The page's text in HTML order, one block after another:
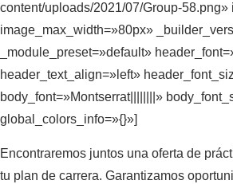
content/uploads/2021/07/Group-
image_max_width=»80px»
_module_preset=»default»
header_text_align=»left»
body_font=»Montserrat||||||||»
global_colors_info=»{}»]
Encontraremos juntos una oferta de
tu plan de carrera. Garantizamos